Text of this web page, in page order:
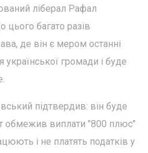
ліберал Рафал
багато разів
де він є мером останні
громади і буде
підтвердив: він буде
обмежив виплати "800 плюс"
і не платять податків у